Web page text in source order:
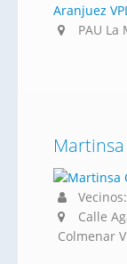
PAU La
Calle
Colmenar